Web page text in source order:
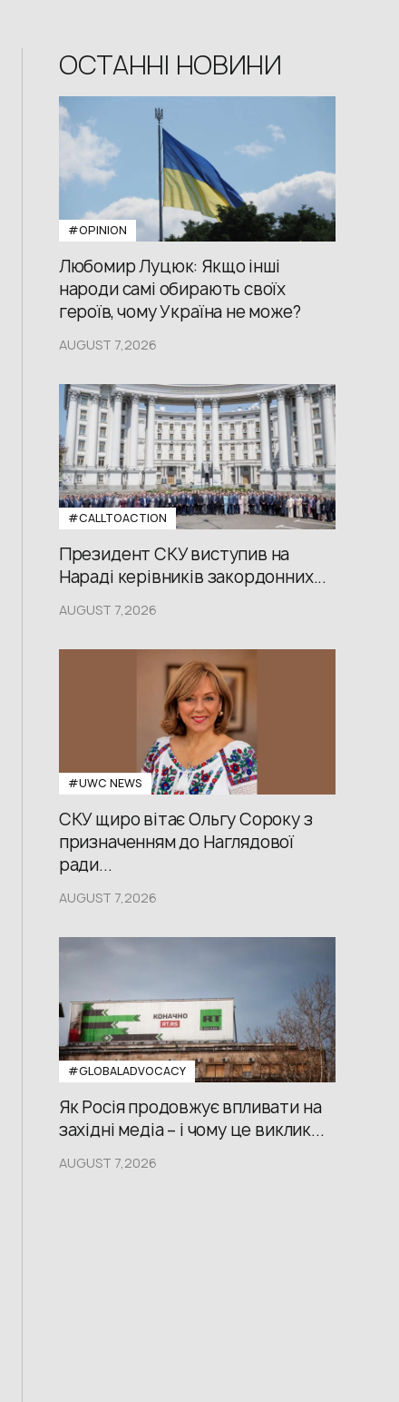
ОСТАННІ НОВИНИ
#OPINION
Любомир Луцюк: Якщо інші
народи самі обирають своїх
героїв, чому Україна не може?
AUGUST 7,2026
#CALLTOACTION
Президент СКУ виступив на
Нараді керівників закордонних...
AUGUST 7,2026
#UWС NEWS
СКУ щиро вітає Ольгу Сороку з
призначенням до Наглядової
ради...
AUGUST 7,2026
#GLOBALADVOCACY
Як Росія продовжує впливати на
західні медіа – і чому це виклик...
AUGUST 7,2026